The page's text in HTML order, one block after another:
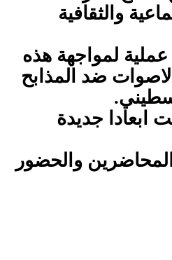
والثقافية
لمواجهة هذه
ضد المذابح
ابعادا جديدة
والحضور